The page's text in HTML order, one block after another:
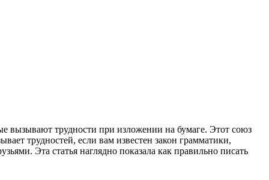
вызывают трудности при изложении на бумаге. Этот союз
трудностей, если вам известен закон грамматики,
Эта статья наглядно показала как правильно писать